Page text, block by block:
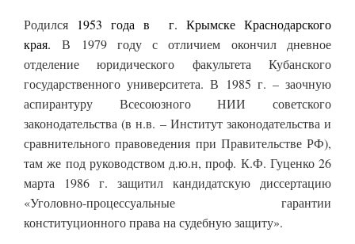
Родился 1953 года в г. Крымске Краснодарского
края.В 1979 году с отличием окончил дневное
отделение юридического факультета Кубанского
государственного университета.В 1985 г. – заочную
аспирантуру Всесоюзного НИИ советского
законодательства (в н.в. – Институт законодательства и
сравнительного правоведения при Правительстве РФ),
там же под руководством д.ю.н, проф. К.Ф. Гуценко 26
марта 1986 г. защитил кандидатскую диссертацию
«Уголовно-процессуальные гарантии
конституционного права на судебную защиту».